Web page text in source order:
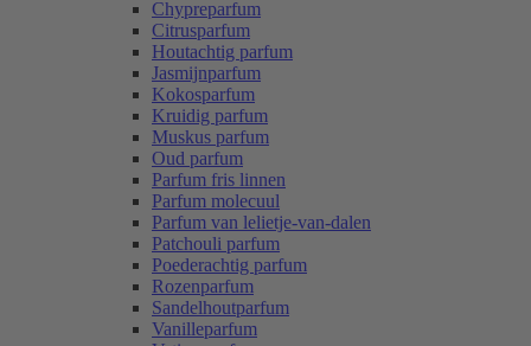
Chypreparfum
Citrusparfum
Houtachtig parfum
Jasmijnparfum
Kokosparfum
Kruidig parfum
Muskus parfum
Oud parfum
Parfum fris linnen
Parfum molecuul
Parfum van lelietje-van-dalen
Patchouli parfum
Poederachtig parfum
Rozenparfum
Sandelhoutparfum
Vanilleparfum